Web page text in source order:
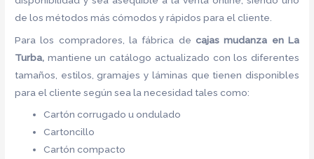
de los métodos más cómodos y rápidos para el cliente.
Para los compradores, la fábrica de cajas mudanza en La
Turba, mantiene un catálogo actualizado con los diferentes
tamaños, estilos, gramajes y láminas que tienen disponibles
para el cliente según sea la necesidad tales como:
Cartón corrugado u ondulado
Cartoncillo
Cartón compacto